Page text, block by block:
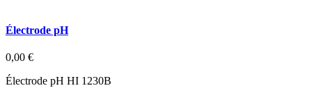
Électrode pH
0,00 €
Électrode pH HI 1230B